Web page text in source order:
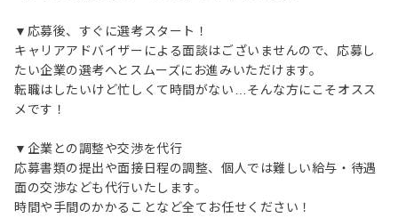
▼応募後、すぐに選考スタート！
キャリアアドバイザーによる面談はございませんので、応募し
たい企業の選考へとスムーズにお進みいただけます。
転職はしたいけど忙しくて時間がない…そんな方にこそオスス
メです！
▼企業との調整や交渉を代行
応募書類の提出や面接日程の調整、個人では難しい給与・待遇
面の交渉なども代行いたします。
時間や手間のかかることなど全てお任せください！